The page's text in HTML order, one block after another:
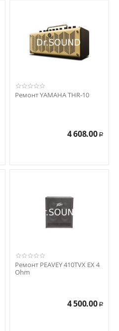
Ремонт YAMAHA THR-10
4 608.00 Р
Ремонт PEAVEY 410TVX EX 4
Ohm
4 500.00 Р